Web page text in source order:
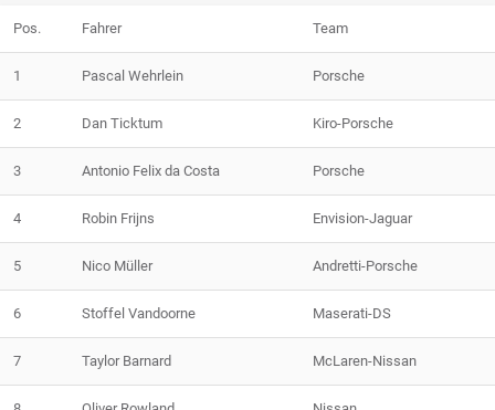
Pos. Fahrer Team
1 Pascal Wehrlein Porsche
2 Dan Ticktum Kiro-Porsche
3 Antonio Felix da Costa Porsche
4 Robin Frijns Envision-Jaguar
5 Nico Müller Andretti-Porsche
6 Stoffel Vandoorne Maserati-DS
7 Taylor Barnard McLaren-Nissan